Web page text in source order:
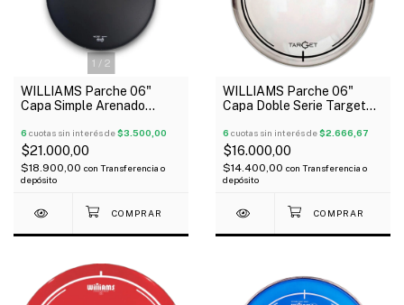
1 / 2
WILLIAMS Parche 06"
Capa Simple Arenado
6 cuotas sin interés de$3.500,00
$21.000,00
$18.900,00 con Transferencia o
depósito
WILLIAMS Parche 06"
Capa Doble Serie Target
6 cuotas sin interés de$2.666,67
$16.000,00
$14.400,00 con Transferencia o
depósito